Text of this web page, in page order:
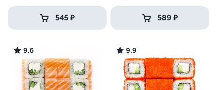
545 ₽ 589 ₽
9.6 9.9